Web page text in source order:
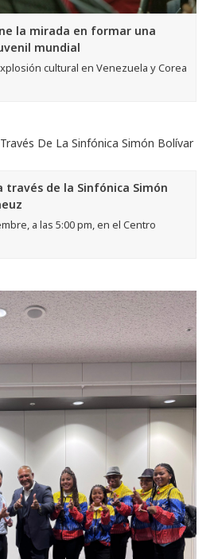
la mirada en formar una
mundial
cultural en Venezuela y Corea
de la Sinfónica Simón
a las 5:00 pm, en el Centro